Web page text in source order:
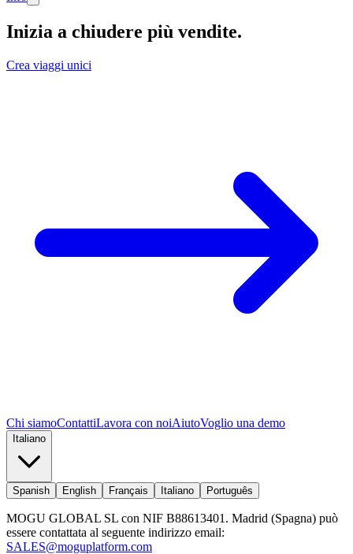
Inizia a chiudere più vendite.
Crea viaggi unici
Chi siamoContattiLavora con noiAiutoVoglio una demo
Italiano
Spanish English Français Italiano Português
MOGU GLOBAL SL con NIF B88613401. Madrid (Spagna) può
essere contattata al seguente indirizzo email:
SALES@moguplatform.com